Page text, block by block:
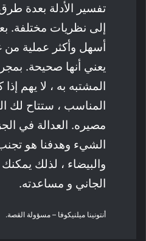
تفسير الأدلة بعدة
إلى نظريات مختلفة.
أسهل وأكثر عملية من
يعني أنها صحيحة.
المشتبه به ، لا يهم
المناسب ، ستتاح لك
مصيره. العدالة في
الشيء وهدفنا هو
والبيضاء ، لذلك
الجاني و مساعدته.
أنتونينا ميلنيكوفا – مسؤولة القصة.